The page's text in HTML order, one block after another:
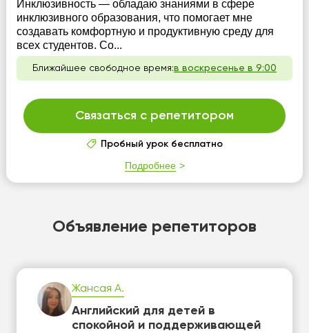
Инклюзивность — обладаю знаниями в сфере
инклюзивного образования, что помогает мне
создавать комфортную и продуктивную среду для
всех студентов. Со...
Ближайшее свободное время:в воскресенье в 9:00
Связаться с репетитором
Пробный урок бесплатно
Подробнее
Объявление репетиторов
Жансая А.
Английский для детей в
спокойной и поддерживающей